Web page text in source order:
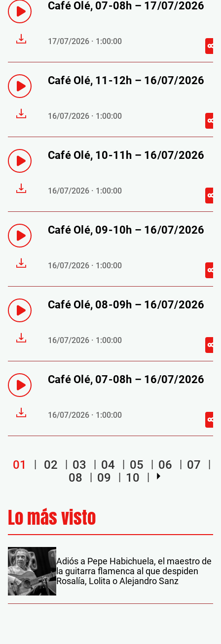
Café Olé, 07-08h – 17/07/2026
17/07/2026 · 1:00:00
Café Olé, 11-12h – 16/07/2026
16/07/2026 · 1:00:00
Café Olé, 10-11h – 16/07/2026
16/07/2026 · 1:00:00
Café Olé, 09-10h – 16/07/2026
16/07/2026 · 1:00:00
Café Olé, 08-09h – 16/07/2026
16/07/2026 · 1:00:00
Café Olé, 07-08h – 16/07/2026
16/07/2026 · 1:00:00
01 02 03 04 05 06
07
08
09 10
Lo más visto
Adiós a Pepe Habichuela, el maestro de
la guitarra flamenca al que despiden
Rosalía, Lolita o Alejandro Sanz